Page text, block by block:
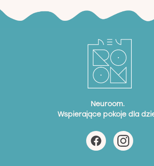
Neuroom.
Wspierające pokoje dla